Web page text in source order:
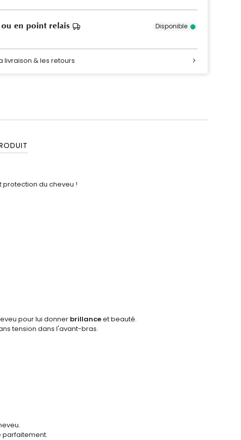
en point relais Disponible
livraison & les retours
du cheveu !
pour lui donner brillanceet beauté.
tension dans l'avant-bras.
parfaitement.